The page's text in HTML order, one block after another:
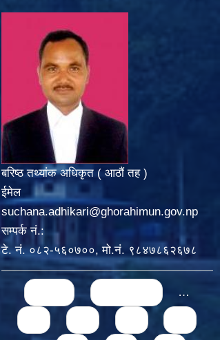
बरिष्ठ तथ्यांक अधिकृत ( आठौं तह )
ईमेल
suchana.adhikari@ghorahimun.gov.np
सम्पर्क नं.:
टे. नं. ०८२-५६०७००, मो.नं. ९८४७८६२६७८
Pages …